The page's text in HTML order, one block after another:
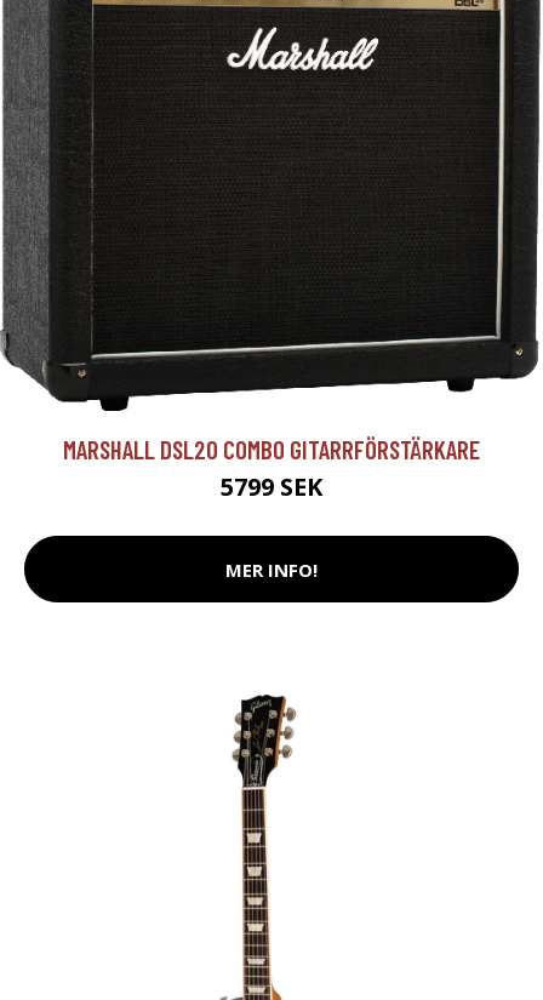
MARSHALL DSL20 COMBO GITARRFÖRSTÄRKARE
5799 SEK
MER INFO!